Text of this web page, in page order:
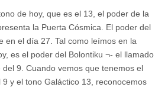
de hoy, que es el 13, el poder de la
la Puerta Cósmica. El poder del
en el día 27. Tal como leímos en la
es el poder del Bolontiku ¬- el llamado
9. Cuando vemos que tenemos el
y el tono Galáctico 13, reconocemos